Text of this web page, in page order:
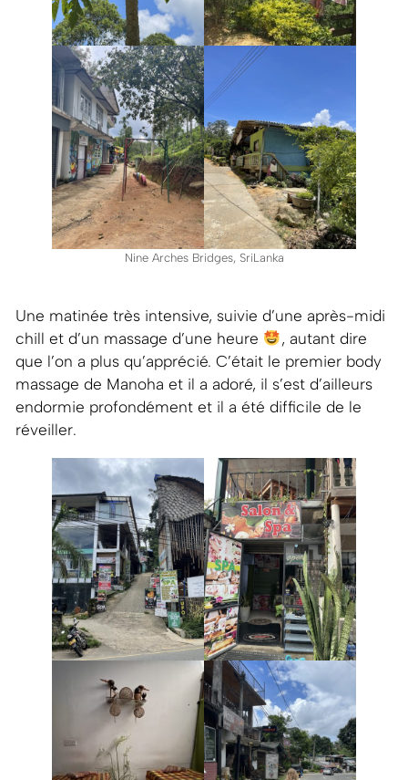
Nine Arches Bridges, SriLanka
Une matinée très intensive, suivie d’une après-midi
chill et d’un massage d’une heure
, autant dire
que l’on a plus qu’apprécié. C’était le premier body
massage de Manoha et il a adoré, il s’est d’ailleurs
endormie profondément et il a été difficile de le
réveiller.